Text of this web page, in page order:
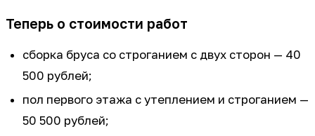
Теперь о стоимости работ
сборка бруса со строганием с двух сторон — 40
500 рублей;
пол первого этажа с утеплением и строганием —
50 500 рублей;